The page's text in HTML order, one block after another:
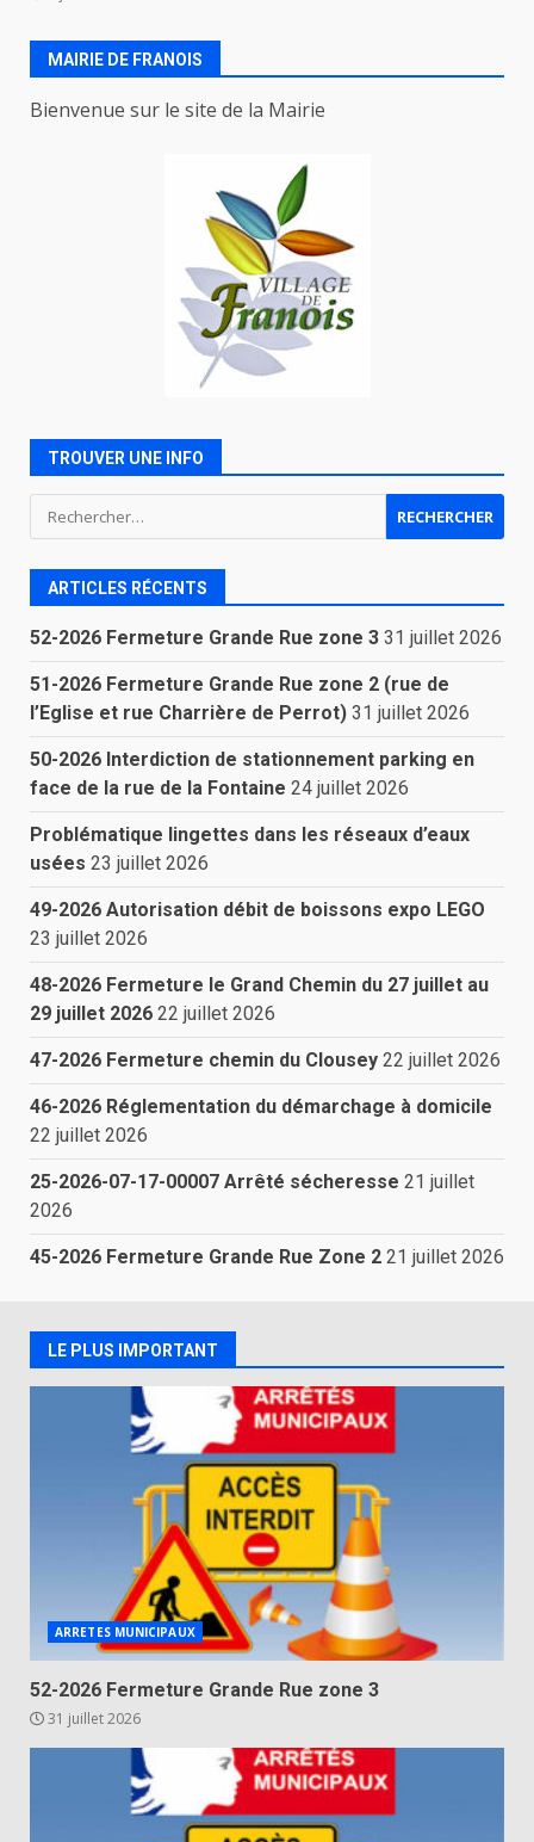
MAIRIE DE FRANOIS
Bienvenue sur le site de la Mairie
TROUVER UNE INFO
Rechercher :
ARTICLES RÉCENTS
52-2026 Fermeture Grande Rue zone 3 31 juillet 2026
51-2026 Fermeture Grande Rue zone 2 (rue de
l’Eglise et rue Charrière de Perrot) 31 juillet 2026
50-2026 Interdiction de stationnement parking en
face de la rue de la Fontaine 24 juillet 2026
Problématique lingettes dans les réseaux d’eaux
usées 23 juillet 2026
49-2026 Autorisation débit de boissons expo LEGO
23 juillet 2026
48-2026 Fermeture le Grand Chemin du 27 juillet au
29 juillet 2026 22 juillet 2026
47-2026 Fermeture chemin du Clousey 22 juillet 2026
46-2026 Réglementation du démarchage à domicile
22 juillet 2026
25-2026-07-17-00007 Arrêté sécheresse 21 juillet
2026
45-2026 Fermeture Grande Rue Zone 2 21 juillet 2026
LE PLUS IMPORTANT
ARRETES MUNICIPAUX
52-2026 Fermeture Grande Rue zone 3
31 juillet 2026